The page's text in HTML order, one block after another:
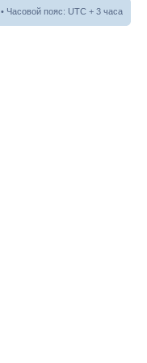
• Часовой пояс: UTC + 3 часа